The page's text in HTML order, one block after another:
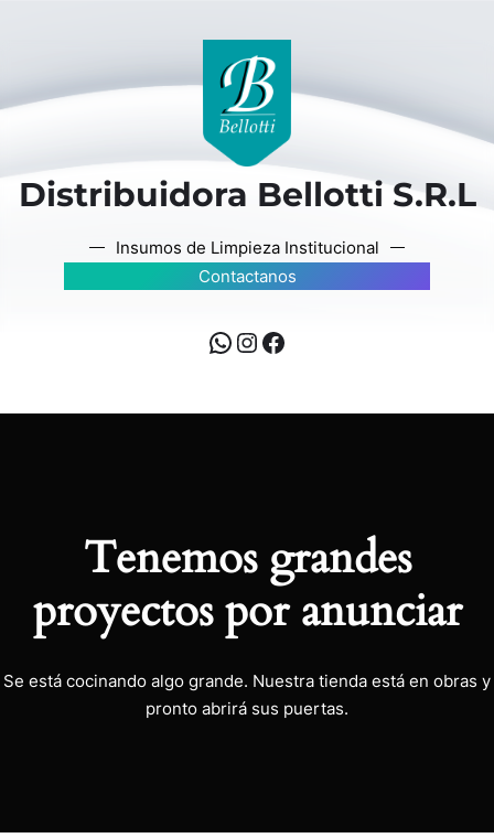
Distribuidora Bellotti S.R.L
Insumos de Limpieza Institucional
Contactanos
Tenemos grandes
proyectos por anunciar
Se está cocinando algo grande. Nuestra tienda está en obras y
pronto abrirá sus puertas.